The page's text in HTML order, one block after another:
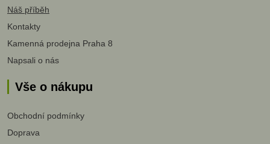
Náš příběh
Kontakty
Kamenná prodejna Praha 8
Napsali o nás
Vše o nákupu
Obchodní podmínky
Doprava